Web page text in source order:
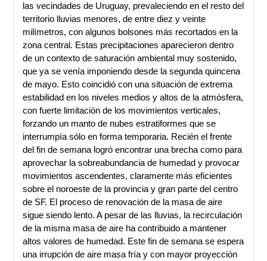
las vecindades de Uruguay, prevaleciendo en el resto del
territorio lluvias menores, de entre diez y veinte
milímetros, con algunos bolsones más recortados en la
zona central. Estas precipitaciones aparecieron dentro
de un contexto de saturación ambiental muy sostenido,
que ya se venía imponiendo desde la segunda quincena
de mayo. Esto coincidió con una situación de extrema
estabilidad en los niveles medios y altos de la atmósfera,
con fuerte limitación de los movimientos verticales,
forzando un manto de nubes estratiformes que se
interrumpía sólo en forma temporaria. Recién el frente
del fin de semana logró encontrar una brecha como para
aprovechar la sobreabundancia de humedad y provocar
movimientos ascendentes, claramente más eficientes
sobre el noroeste de la provincia y gran parte del centro
de SF. El proceso de renovación de la masa de aire
sigue siendo lento. A pesar de las lluvias, la recirculación
de la misma masa de aire ha contribuido a mantener
altos valores de humedad. Este fin de semana se espera
una irrupción de aire masa fría y con mayor proyección